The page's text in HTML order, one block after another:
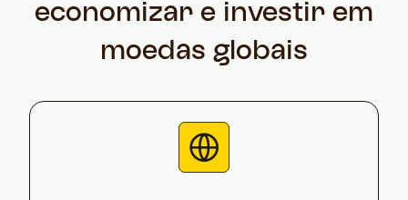
economizar e investir em
moedas globais